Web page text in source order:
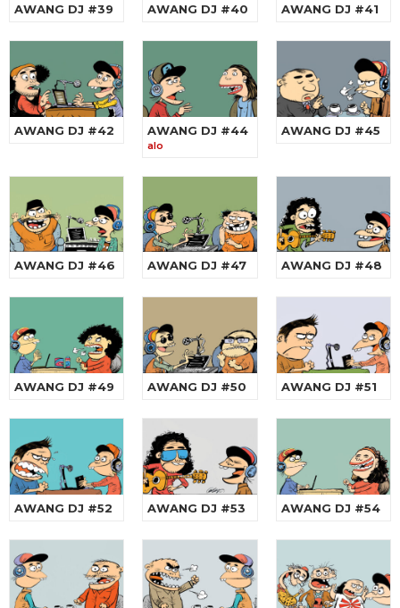
AWANG DJ #39 AWANG DJ #40 AWANG DJ #41
AWANG DJ #42 AWANG DJ #44
alo
AWANG DJ #45
AWANG DJ #46 AWANG DJ #47 AWANG DJ #48
AWANG DJ #49 AWANG DJ #50 AWANG DJ #51
AWANG DJ #52 AWANG DJ #53 AWANG DJ #54